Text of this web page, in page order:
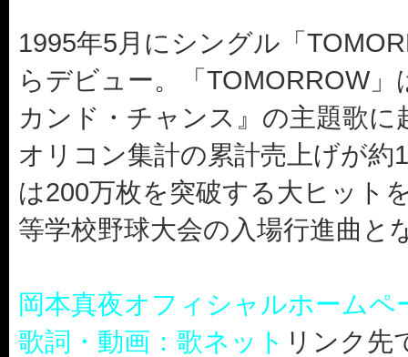
1995年5月にシングル「
らデビュー。「TOMORROW
カンド・チャンス』の主題歌
オリコン集計の累計売上げが約
は200万枚を突破する大ヒット
等学校野球大会の入場行進曲と
岡本真夜オフィシャルホームペ
歌詞・動画：歌ネット リンク先